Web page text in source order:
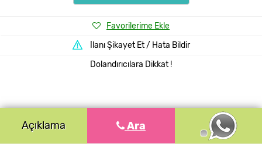
Favorilerime Ekle
İlanı Şikayet Et / Hata Bildir
Dolandırıcılara Dikkat !
Açıklama Ara